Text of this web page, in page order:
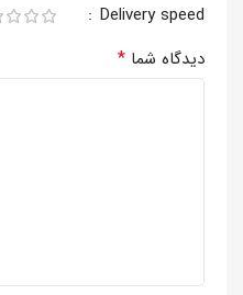
Delivery speed
دیدگاه شما *